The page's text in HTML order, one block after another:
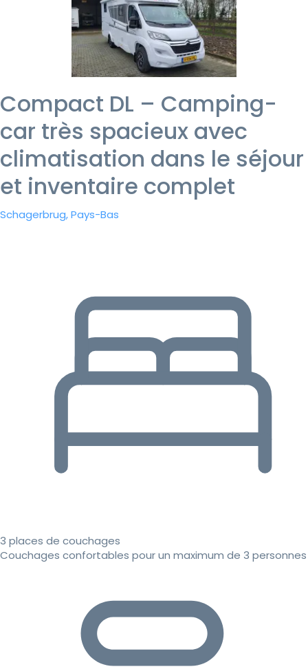
Compact DL – Camping-
car très spacieux avec
climatisation dans le séjour
et inventaire complet
Schagerbrug, Pays-Bas
3 places de couchages
Couchages confortables pour un maximum de 3 personnes